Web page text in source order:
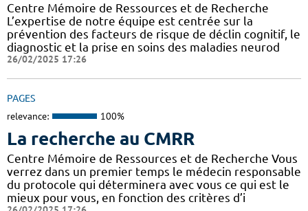
Centre Mémoire de Ressources et de Recherche
L’expertise de notre équipe est centrée sur la
prévention des facteurs de risque de déclin cognitif, le
diagnostic et la prise en soins des maladies neurod
26/02/2025 17:26
PAGES
relevance: 100%
La recherche au CMRR
Centre Mémoire de Ressources et de Recherche Vous
verrez dans un premier temps le médecin responsable
du protocole qui déterminera avec vous ce qui est le
mieux pour vous, en fonction des critères d’i